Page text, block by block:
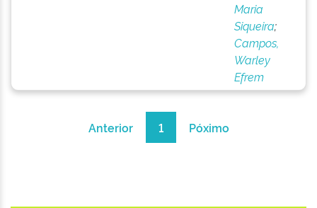
Maria
Siqueira;
Campos,
Warley
Efrem
Anterior 1 Póximo